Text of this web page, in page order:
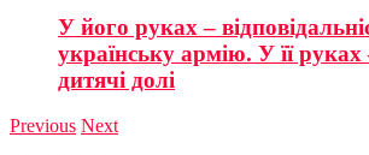
У його руках –
українську армію. У її
дитячі долі
Previous Next